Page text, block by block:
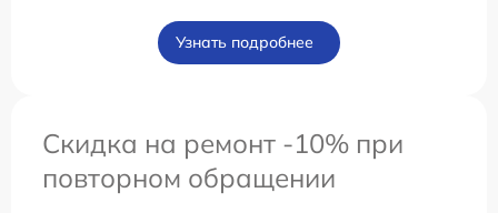
Узнать подробнее
Скидка на ремонт -10% при
повторном обращении